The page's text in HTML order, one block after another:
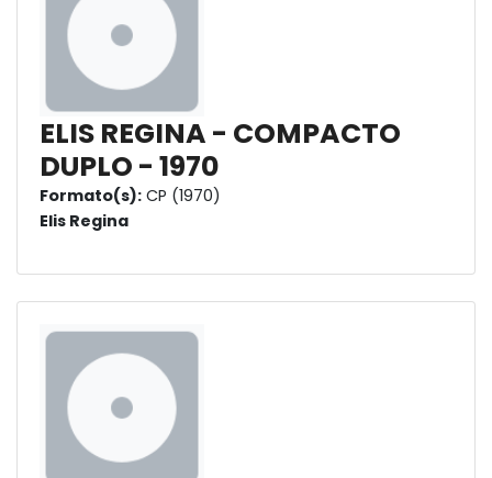
ELIS REGINA - COMPACTO
DUPLO - 1970
Formato(s): CP (1970)
Elis Regina